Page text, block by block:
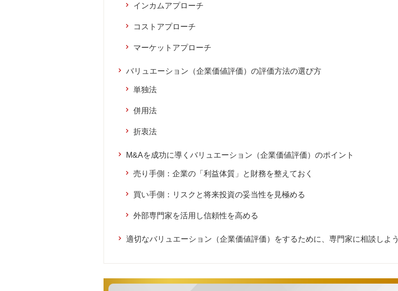
インカムアプローチ
コストアプローチ
マーケットアプローチ
バリュエーション（企業価値評価）の評価方法の選び方
単独法
併用法
折衷法
M&Aを成功に導くバリュエーション（企業価値評価）のポイント
売り手側：企業の「利益体質」と財務を整えておく
買い手側：リスクと将来投資の妥当性を見極める
外部専門家を活用し信頼性を高める
適切なバリュエーション（企業価値評価）をするために、専門家に相談しよう